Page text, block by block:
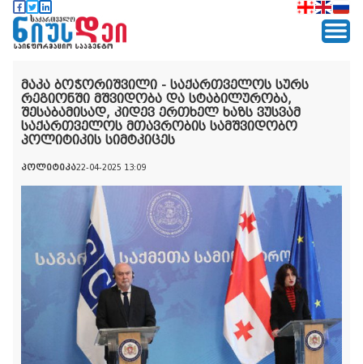
მაკა ბოჭორიშვილი - საქართველოს სურს
რეგიონში მშვიდობა და სტაბილურობა,
შესაბამისად, კიდევ ერთხელ ხაზს ვუსვამ
საქართველოს მთავრობის სამშვიდობო
პოლიტიკის სიმტკიცეს
პოლიტიკა22-04-2025 13:09